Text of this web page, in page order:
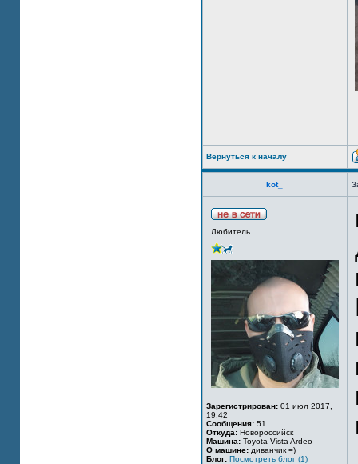
Вернуться к началу
kot_
Любитель
Зарегистрирован: 01 июл 2017,
19:42
Сообщения: 51
Откуда: Новороссийск
Машина: Toyota Vista Ardeo
О машине: диванчик =)
Блог: Посмотреть блог (1)